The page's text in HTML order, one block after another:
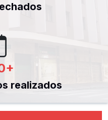
+
realizados